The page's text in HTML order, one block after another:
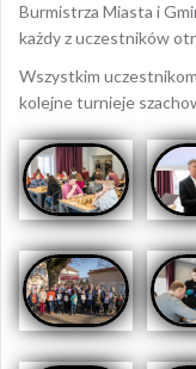
Burmistrza Miasta i
każdy z uczestników
Wszystkim
kolejne turnieje